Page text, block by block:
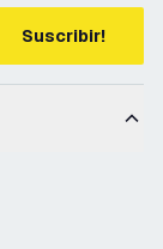
Suscribir!